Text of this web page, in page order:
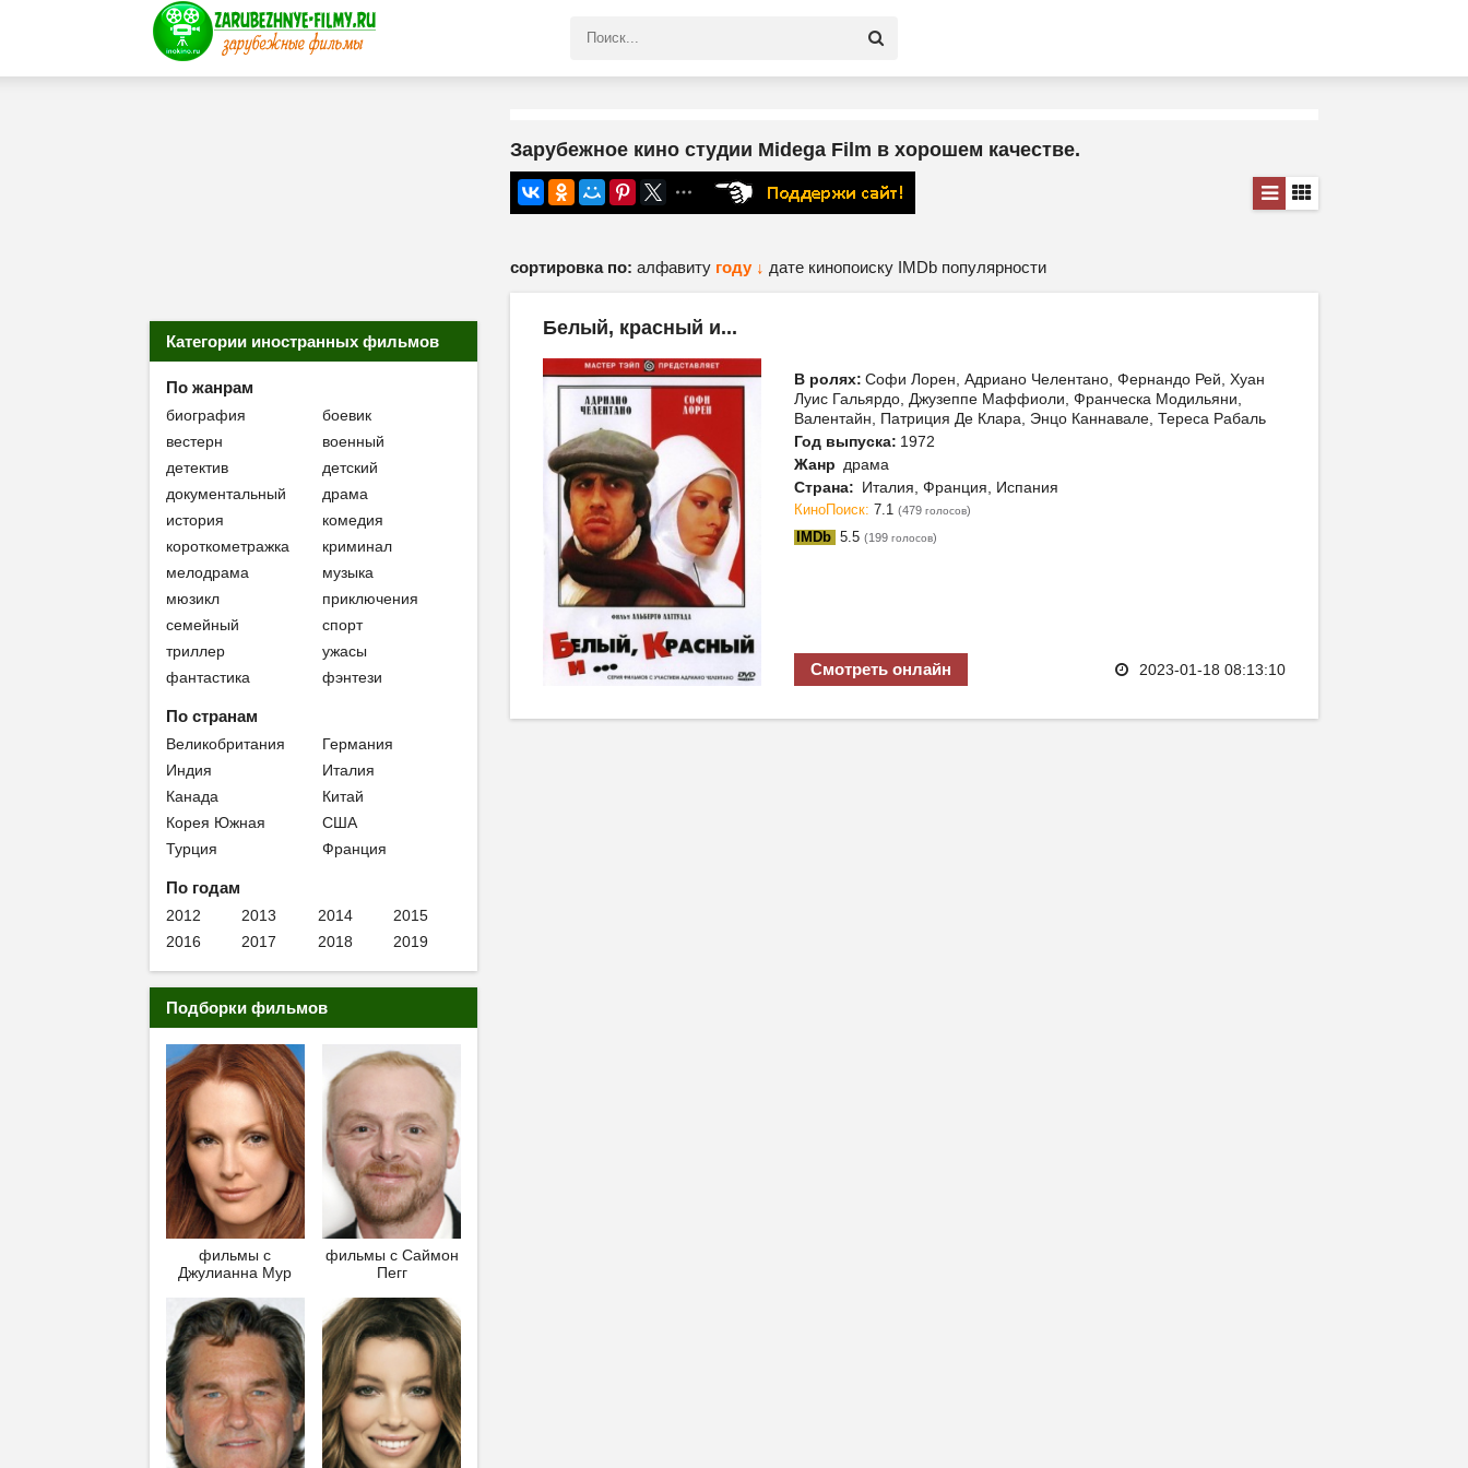
Зарубежное кино студии Midega Film в хорошем качестве.
сортировка по: алфавиту году ↓ дате кинопоиску IMDb популярности
Белый, красный и...
В ролях: Софи Лорен, Адриано Челентано, Фернандо Рей, Хуан
Луис Гальярдо, Джузеппе Маффиоли, Франческа Модильяни,
Валентайн, Патриция Де Клара, Энцо Каннавале, Тереса Рабаль
Год выпуска: 1972
Жанр драма
Страна: Италия, Франция, Испания
КиноПоиск: 7.1 (479 голосов)
IMDb 5.5 (199 голосов)
Смотреть онлайн 2023-01-18 08:13:10
Категории иностранных фильмов
По жанрам
биография
боевик
вестерн
военный
детектив
детский
документальный
драма
история
комедия
короткометражка
криминал
мелодрама
музыка
мюзикл
приключения
семейный
спорт
триллер
ужасы
фантастика
фэнтези
По странам
Великобритания
Германия
Индия
Италия
Канада
Китай
Корея Южная
США
Турция
Франция
По годам
2012 2013 2014
2015
2016
2017 2018 2019
Подборки фильмов
фильмы с
Джулианна Мур
фильмы с Саймон
Пегг